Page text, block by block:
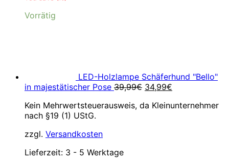
Vorrätig
LED-Holzlampe Schäferhund "Bello"
in majestätischer Pose 39,99€ Ursprünglicher
war:
34,99€
ist:
Kein Mehrwertsteuerausweis, da Kleinunternehmer
nach §19 (1) UStG.
zzgl. Versandkosten
Lieferzeit: 3 - 5 Werktage